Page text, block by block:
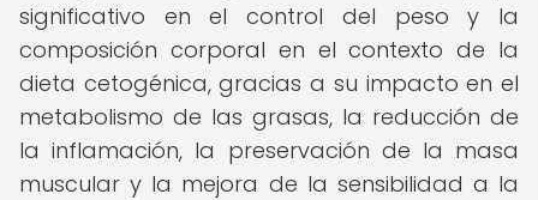
significativo en el control del peso y la
composición corporal en el contexto de la
dieta cetogénica, gracias a su impacto en el
metabolismo de las grasas, la reducción de
la inflamación, la preservación de la masa
muscular y la mejora de la sensibilidad a la